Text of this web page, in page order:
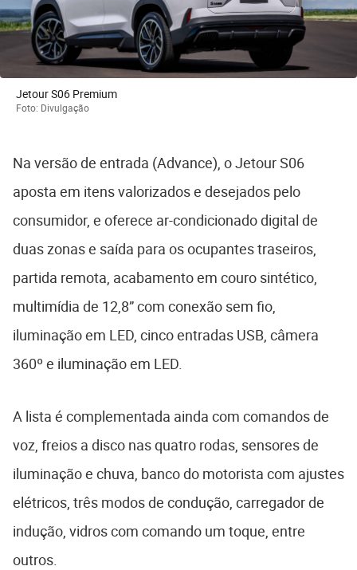
Jetour S06 Premium
Foto: Divulgação
Na versão de entrada (Advance), o Jetour S06
aposta em itens valorizados e desejados pelo
consumidor, e oferece ar-condicionado digital de
duas zonas e saída para os ocupantes traseiros,
partida remota, acabamento em couro sintético,
multimídia de 12,8” com conexão sem fio,
iluminação em LED, cinco entradas USB, câmera
360º e iluminação em LED.
A lista é complementada ainda com comandos de
voz, freios a disco nas quatro rodas, sensores de
iluminação e chuva, banco do motorista com ajustes
elétricos, três modos de condução, carregador de
indução, vidros com comando um toque, entre
outros.